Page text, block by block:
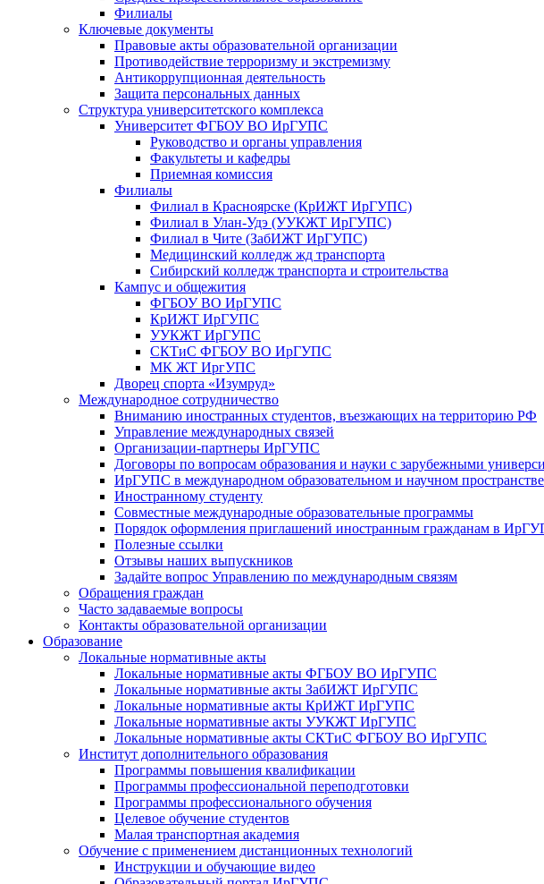
Филиалы
Ключевые документы
Правовые акты образовательной организации
Противодействие терроризму и экстремизму
Антикоррупционная деятельность
Защита персональных данных
Структура университетского комплекса
Университет ФГБОУ ВО ИрГУПС
Руководство и органы управления
Факультеты и кафедры
Приемная комиссия
Филиалы
Филиал в Красноярске (КрИЖТ ИрГУПС)
Филиал в Улан-Удэ (УУКЖТ ИрГУПС)
Филиал в Чите (ЗабИЖТ ИрГУПС)
Медицинский колледж жд транспорта
Сибирский колледж транспорта и строительства
Кампус и общежития
ФГБОУ ВО ИрГУПС
КрИЖТ ИрГУПС
УУКЖТ ИрГУПС
СКТиС ФГБОУ ВО ИрГУПС
МК ЖТ ИргУПС
Дворец спорта «Изумруд»
Международное сотрудничество
Вниманию иностранных студентов, въезжающих на территорию РФ
Управление международных связей
Организации-партнеры ИрГУПС
Договоры по вопросам образования и науки с зарубежными
ИрГУПС в международном образовательном и научном пространстве
Иностранному студенту
Совместные международные образовательные программы
Порядок оформления приглашений иностранным гражданам в
Полезные ссылки
Отзывы наших выпускников
Задайте вопрос Управлению по международным связям
Обращения граждан
Часто задаваемые вопросы
Контакты образовательной организации
Образование
Локальные нормативные акты
Локальные нормативные акты ФГБОУ ВО ИрГУПС
Локальные нормативные акты ЗабИЖТ ИрГУПС
Локальные нормативные акты КрИЖТ ИрГУПС
Локальные нормативные акты УУКЖТ ИрГУПС
Локальные нормативные акты СКТиС ФГБОУ ВО ИрГУПС
Институт дополнительного образования
Программы повышения квалификации
Программы профессиональной переподготовки
Программы профессионального обучения
Целевое обучение студентов
Малая транспортная академия
Обучение с применением дистанционных технологий
Инструкции и обучающие видео